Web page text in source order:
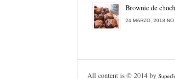
Brownie de
24 MARZO, 2018 NO
All content is © 2014 by